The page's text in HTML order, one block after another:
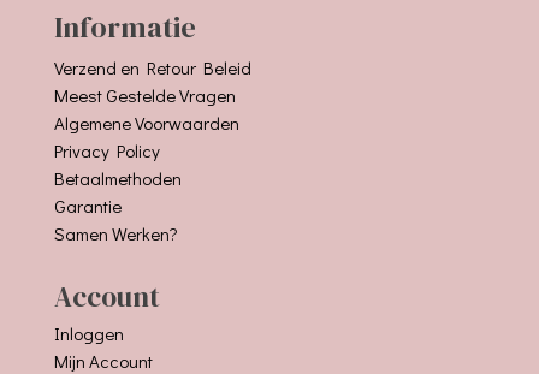
Informatie
Verzend en Retour Beleid
Meest Gestelde Vragen
Algemene Voorwaarden
Privacy Policy
Betaalmethoden
Garantie
Samen Werken?
Account
Inloggen
Mijn Account